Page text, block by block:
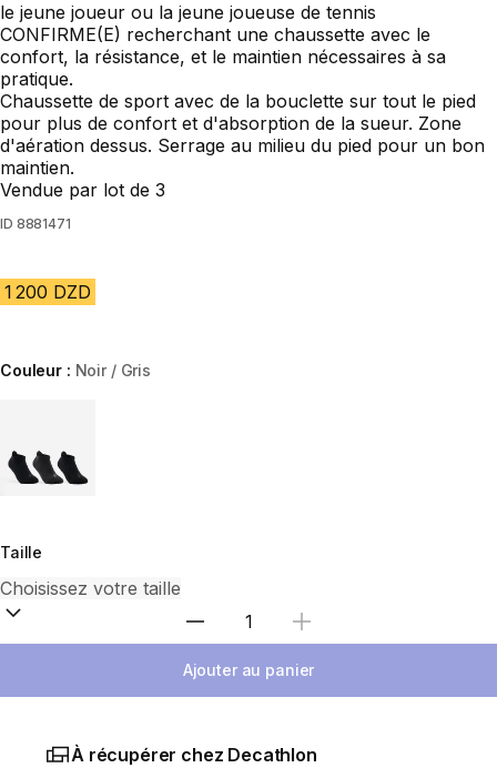
le jeune joueur ou la jeune joueuse de tennis
CONFIRME(E) recherchant une chaussette avec le
confort, la résistance, et le maintien nécessaires à sa
pratique.
Chaussette de sport avec de la bouclette sur tout le pied
pour plus de confort et d'absorption de la sueur. Zone
d'aération dessus. Serrage au milieu du pied pour un bon
maintien.
Vendue par lot de 3
ID 8881471
1 200 DZD
Couleur : Noir / Gris
Taille
Sélectionnez la quantité
Ajouter au panier
À récupérer chez Decathlon